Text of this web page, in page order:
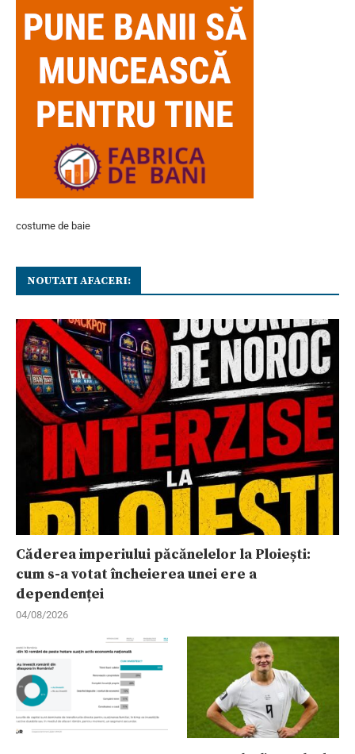
costume de baie
NOUTATI AFACERI:
Căderea imperiului păcănelelor la Ploiești:
cum s-a votat încheierea unei ere a
dependenței
04/08/2026